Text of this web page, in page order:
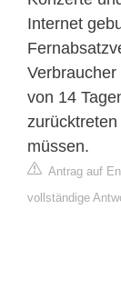
Internet
von 14
müssen.
Antrag auf
vollständige